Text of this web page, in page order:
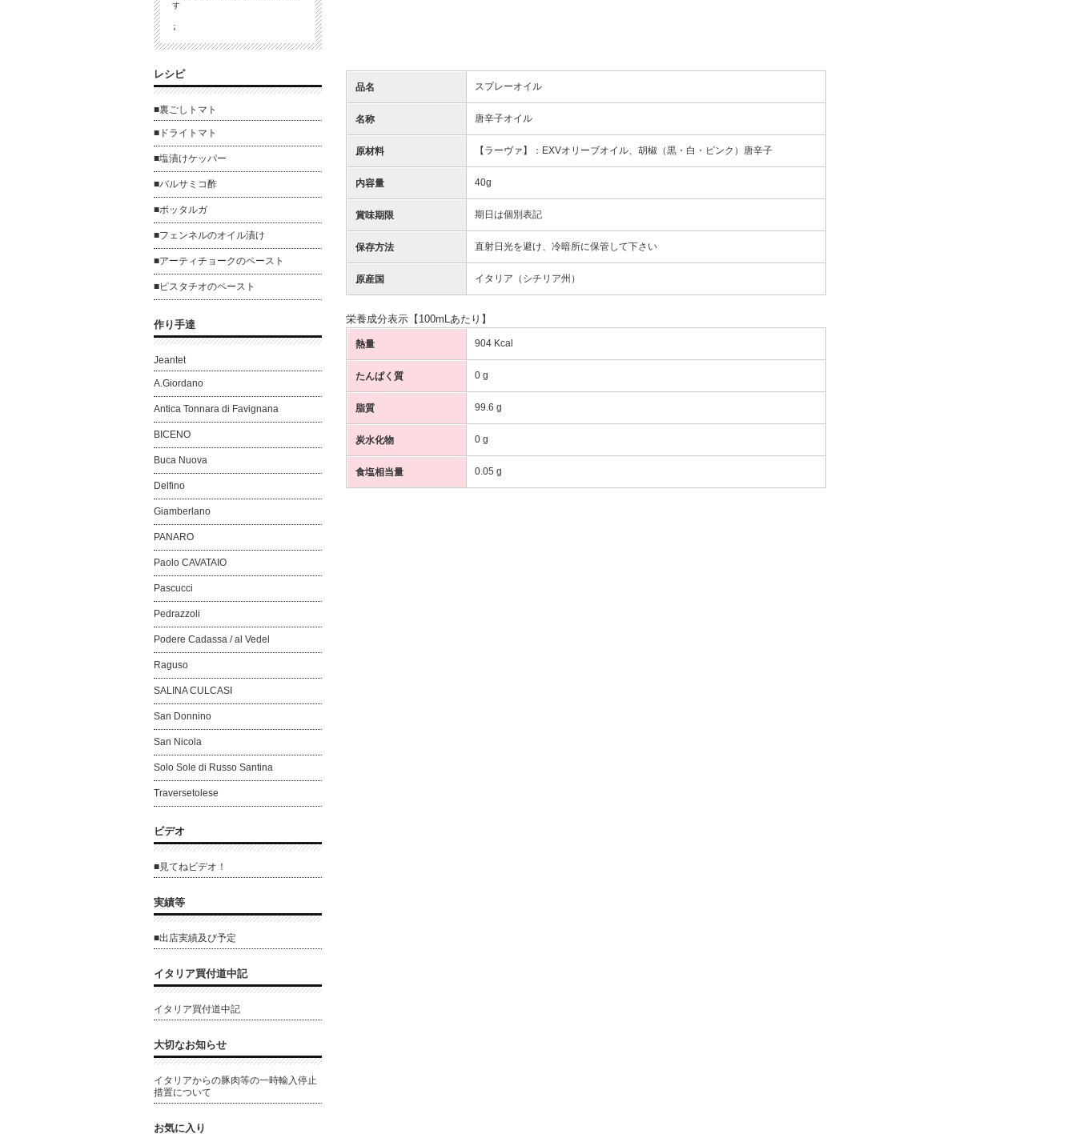
品名 スプレーオイル
名称 唐辛子オイル
原材料 【ラーヴァ】：EXVオリーブオイル、胡椒（黒・白・ピンク）唐辛子
内容量 40g
賞味期限 期日は個別表記
保存方法 直射日光を避け、冷暗所に保管して下さい
原産国 イタリア（シチリア州）
栄養成分表示【100mLあたり】
熱量 904 Kcal
たんぱく質 0 g
脂質 99.6 g
炭水化物 0 g
食塩相当量 0.05 g
す
;
レシピ
■裏ごしトマト
■ドライトマト
■塩漬けケッパー
■バルサミコ酢
■ボッタルガ
■フェンネルのオイル漬け
■アーティチョークのペースト
■ピスタチオのペースト
作り手達
Jeantet
A.Giordano
Antica Tonnara di Favignana
BICENO
Buca Nuova
Delfino
Giamberlano
PANARO
Paolo CAVATAIO
Pascucci
Pedrazzoli
Podere Cadassa / al Vedel
Raguso
SALINA CULCASI
San Donnino
San Nicola
Solo Sole di Russo Santina
Traversetolese
ビデオ
■見てねビデオ！
実績等
■出店実績及び予定
イタリア買付道中記
イタリア買付道中記
大切なお知らせ
イタリアからの豚肉等の一時輸入停止
措置について
お気に入り